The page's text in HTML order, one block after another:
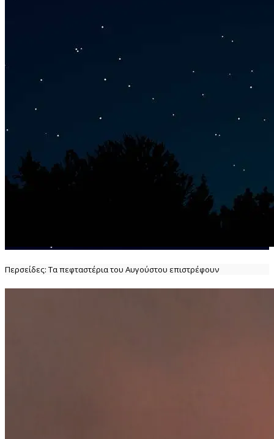
Περσείδες: Τα πεφταστέρια του Αυγούστου επιστρέφουν